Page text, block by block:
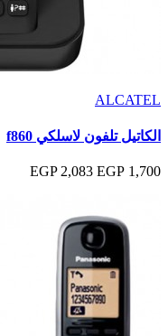
ALCATEL
الكاتيل تلفون لاسلكي f860
1,700 EGP
2,083 EGP